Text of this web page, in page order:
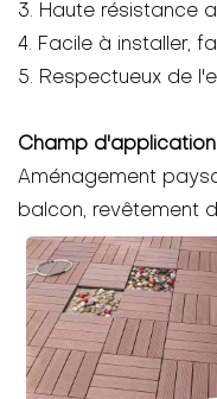
3. Haute résistance
4. Facile à installer,
5. Respectueux de
Champ d'application
Aménagement
balcon, revêtement